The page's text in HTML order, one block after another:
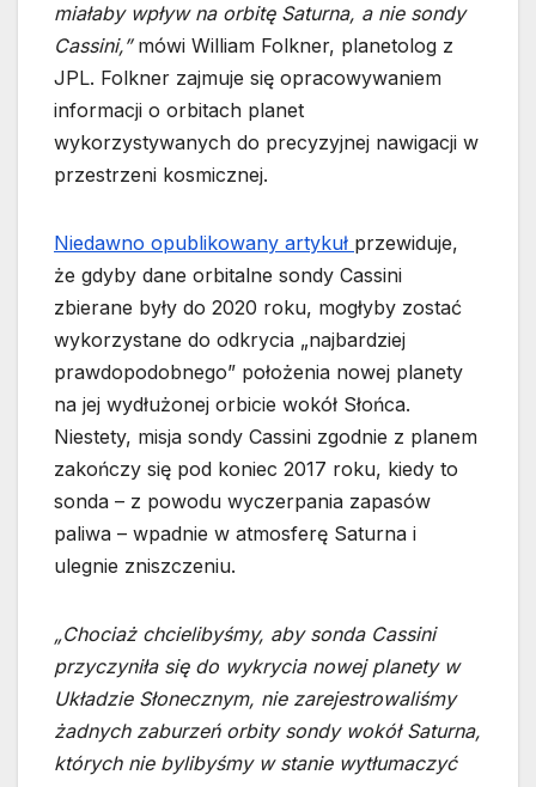
miałaby wpływ na orbitę Saturna, a nie sondy
Cassini,”mówi William Folkner, planetolog z
JPL. Folkner zajmuje się opracowywaniem
informacji o orbitach planet
wykorzystywanych do precyzyjnej nawigacji w
przestrzeni kosmicznej.
Niedawno opublikowany artykuł przewiduje,
że gdyby dane orbitalne sondy Cassini
zbierane były do 2020 roku, mogłyby zostać
wykorzystane do odkrycia „najbardziej
prawdopodobnego” położenia nowej planety
na jej wydłużonej orbicie wokół Słońca.
Niestety, misja sondy Cassini zgodnie z planem
zakończy się pod koniec 2017 roku, kiedy to
sonda – z powodu wyczerpania zapasów
paliwa – wpadnie w atmosferę Saturna i
ulegnie zniszczeniu.
„Chociaż chcielibyśmy, aby sonda Cassini
przyczyniła się do wykrycia nowej planety w
Układzie Słonecznym, nie zarejestrowaliśmy
żadnych zaburzeń orbity sondy wokół Saturna,
których nie bylibyśmy w stanie wytłumaczyć